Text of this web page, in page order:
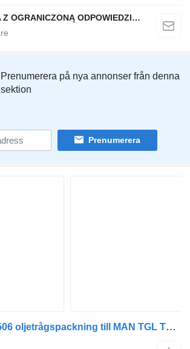
QINDITO SPÓŁKA Z OGRANICZONĄ ODPOWIEDZIALNOŚCIĄ
Prenumerera på nya annonser från denna
sektion
Prenumerera
MAN 51058013506 oljetrågspackning till MAN TGL TGM lastbil